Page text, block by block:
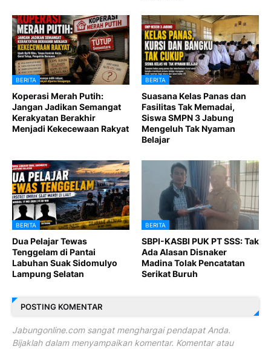
BERITA
Koperasi Merah Putih:
Jangan Jadikan Semangat
Kerakyatan Berakhir
Menjadi Kekecewaan Rakyat
BERITA
Suasana Kelas Panas dan
Fasilitas Tak Memadai,
Siswa SMPN 3 Jabung
Mengeluh Tak Nyaman
Belajar
BERITA
Dua Pelajar Tewas
Tenggelam di Pantai
Labuhan Suak Sidomulyo
Lampung Selatan
BERITA
SBPI-KASBI PUK PT SSS: Tak
Ada Alasan Disnaker
Madina Tolak Pencatatan
Serikat Buruh
POSTING KOMENTAR
Jabungonline.com sangat menghargai pendapat Anda.
Bijaklah dalam menyampaikan komentar. Komentar atau